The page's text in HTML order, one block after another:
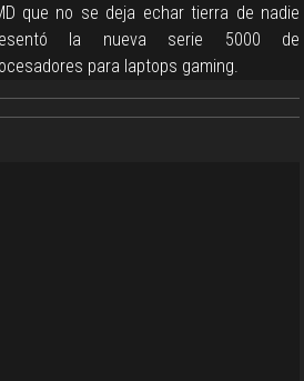
que no se deja echar tierra de nadie
la nueva serie 5000 de
para laptops gaming.